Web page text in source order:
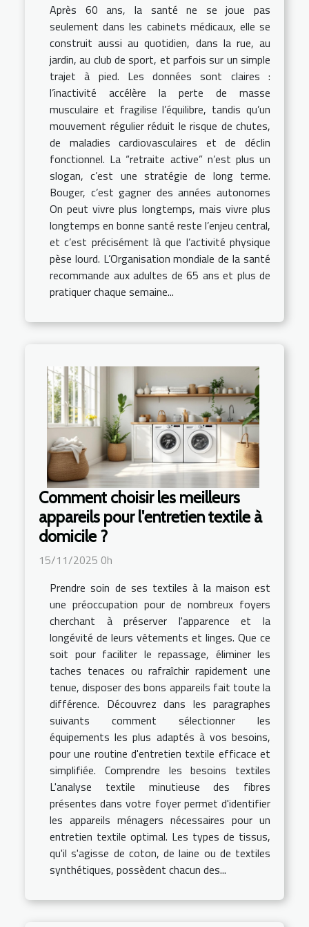
Après 60 ans, la santé ne se joue pas
seulement dans les cabinets médicaux, elle se
construit aussi au quotidien, dans la rue, au
jardin, au club de sport, et parfois sur un simple
trajet à pied. Les données sont claires :
l’inactivité accélère la perte de masse
musculaire et fragilise l’équilibre, tandis qu’un
mouvement régulier réduit le risque de chutes,
de maladies cardiovasculaires et de déclin
fonctionnel. La “retraite active” n’est plus un
slogan, c’est une stratégie de long terme.
Bouger, c’est gagner des années autonomes
On peut vivre plus longtemps, mais vivre plus
longtemps en bonne santé reste l’enjeu central,
et c’est précisément là que l’activité physique
pèse lourd. L’Organisation mondiale de la santé
recommande aux adultes de 65 ans et plus de
pratiquer chaque semaine...
Comment choisir les meilleurs
appareils pour l'entretien textile à
domicile ?
15/11/2025 0h
Prendre soin de ses textiles à la maison est
une préoccupation pour de nombreux foyers
cherchant à préserver l'apparence et la
longévité de leurs vêtements et linges. Que ce
soit pour faciliter le repassage, éliminer les
taches tenaces ou rafraîchir rapidement une
tenue, disposer des bons appareils fait toute la
différence. Découvrez dans les paragraphes
suivants comment sélectionner les
équipements les plus adaptés à vos besoins,
pour une routine d'entretien textile efficace et
simplifiée. Comprendre les besoins textiles
L'analyse textile minutieuse des fibres
présentes dans votre foyer permet d'identifier
les appareils ménagers nécessaires pour un
entretien textile optimal. Les types de tissus,
qu'il s'agisse de coton, de laine ou de textiles
synthétiques, possèdent chacun des...